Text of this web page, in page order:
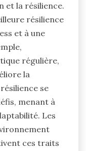
et la résilience.
résilience
et à une
régulière,
la
se
menant à
Les
ces traits